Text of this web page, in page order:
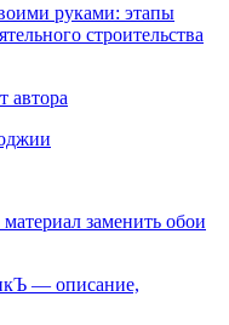
руками: этапы
строительства
автора
заменить обои
— описание,